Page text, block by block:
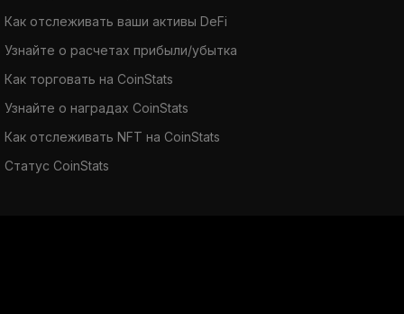
Как отслеживать ваши активы DeFi
Узнайте о расчетах прибыли/убытка
Как торговать на CoinStats
Узнайте о наградах CoinStats
Как отслеживать NFT на CoinStats
Статус CoinStats